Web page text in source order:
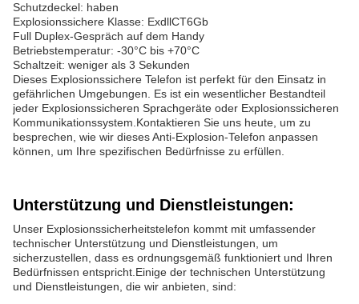
Schutzdeckel: haben
Explosionssichere Klasse: ExdllCT6Gb
Full Duplex-Gespräch auf dem Handy
Betriebstemperatur: -30°C bis +70°C
Schaltzeit: weniger als 3 Sekunden
Dieses Explosionssichere Telefon ist perfekt für den Einsatz in
gefährlichen Umgebungen. Es ist ein wesentlicher Bestandteil
jeder Explosionssicheren Sprachgeräte oder Explosionssicheren
Kommunikationssystem.Kontaktieren Sie uns heute, um zu
besprechen, wie wir dieses Anti-Explosion-Telefon anpassen
können, um Ihre spezifischen Bedürfnisse zu erfüllen.
Unterstützung und Dienstleistungen:
Unser Explosionssicherheitstelefon kommt mit umfassender
technischer Unterstützung und Dienstleistungen, um
sicherzustellen, dass es ordnungsgemäß funktioniert und Ihren
Bedürfnissen entspricht.Einige der technischen Unterstützung
und Dienstleistungen, die wir anbieten, sind: